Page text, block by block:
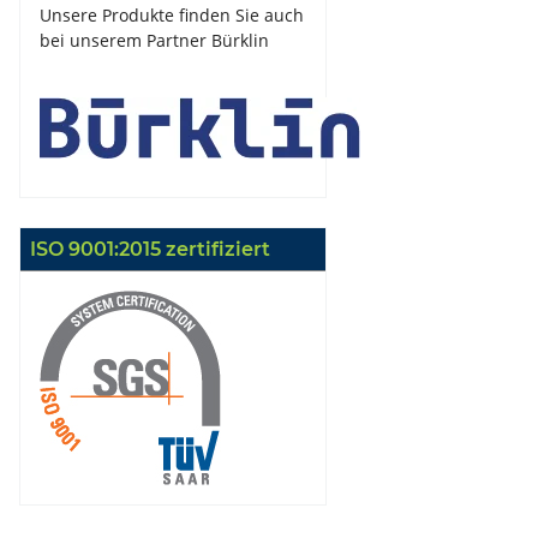
Unsere Produkte finden Sie auch
bei unserem Partner Bürklin
ISO 9001:2015 zertifiziert